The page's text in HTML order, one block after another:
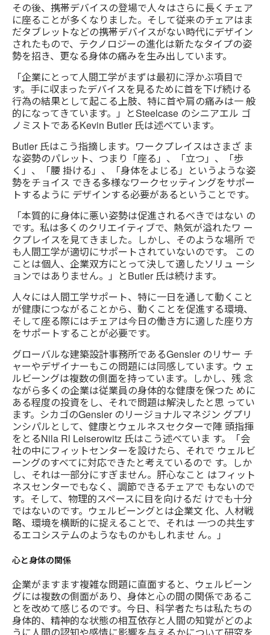
その後、携帯デバイスの登場で人々はさらに長くチェア
に座ることが多くなりました。そして従来のチェアはま
だタブレットなどの携帯デバイスがない時代にデザイン
されたもので、テクノロジーの進化は新たなタイプの姿
勢を招き、更なる身体の痛みを生み出しています。
「企業にとって人間工学がまずは最初に浮かぶ項目で
す。手に収まったデバイスを見るために首を下げ続ける
行為の結果として起こる上肢、特に首や肩の痛みは一 般
的になってきています。」とSteelcase のシニアエル ゴ
ノミストであるKevin Butler 氏は述べています。
Butler 氏はこう指摘します。ワークプレイスはさまざ ま
な姿勢のパレット、つまり「座る」、「立つ」、「歩
く」、「腰 掛ける」、「身体をよじる」というような姿
勢をチョイス できる多様なワークセッティングをサポー
トするように デザインする必要があるということです。
「本質的に身体に悪い姿勢は促進されるべきではない の
です。私は多くのクリエイティブで、熱気が溢れたワ ー
クプレイスを見てきました。しかし、そのような場所 で
も人間工学が適切にサポートされていないのです。 この
ことは個人、企業双方にとって決して適したソリュ ーシ
ョンではありません。」とButler 氏は続けます。
人々には人間工学サポート、特に一日を通して動くこと
が健康につながることから、動くことを促進する環境、
そして座る際にはチェアは今日の働き方に適した座り方
をサポートすることが必要です。
グローバルな建築設計事務所であるGensler のリサー チ
ャーやデザイナーもこの問題には同感しています。ウ ェ
ルビーングは複数の側面を持っています。しかし、残 念
ながら多くの企業は従業員の身体的な健康を保つた めに
ある程度の投資をし、それで問題は解決したと思 ってい
ます。シカゴのGensler のリージョナルマネジン グプリ
ンシパルとして、健康とウェルネスセクターで陣 頭指揮
をとるNila Rl Leiserowitz 氏はこう述べていま す。「会
社の中にフィットセンターを設けたら、それで ウェルビ
ーングのすべてに対応できたと考えているので す。しか
し、それは一部分にすぎません。肝心なこと はフィット
ネスセンターでもなく、調節できるチェアで もないので
す。そして、物理的スペースに目を向けるだ けでも十分
ではないのです。ウェルビーングとは企業文 化、人材戦
略、環境を横断的に捉えることで、それは 一つの共生す
るエコシステムのようなものかもしれませ ん。」
心と身体の関係
企業がますます複雑な問題に直面すると、ウェルビーン
グには複数の側面があり、身体と心の間の関係であるこ
とを改めて感じるのです。今日、科学者たちは私たちの
身体的、精神的な状態の相互依存と人間の知覚がどのよ